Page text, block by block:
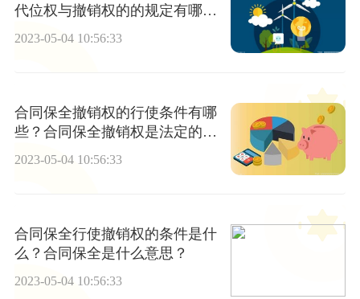
代位权与撤销权的的规定有哪
2023-05-04 10:56:33
合同保全撤销权的行使条件有哪
些？合同保全撤销权是法定的
2023-05-04 10:56:33
合同保全行使撤销权的条件是什
么？合同保全是什么意思？
2023-05-04 10:56:33